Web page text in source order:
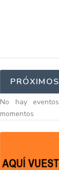
No hay
momentos